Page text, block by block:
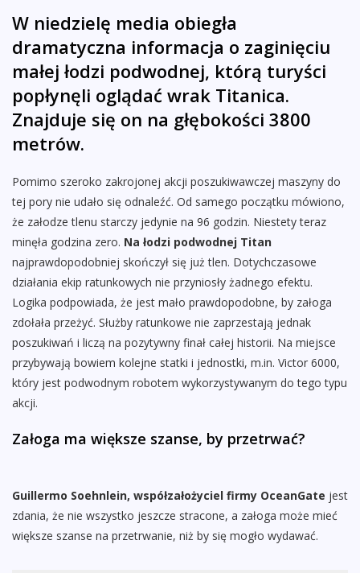
W niedzielę media obiegła
dramatyczna informacja o zaginięciu
małej łodzi podwodnej, którą turyści
popłynęli oglądać wrak Titanica.
Znajduje się on na głębokości 3800
metrów.
Pomimo szeroko zakrojonej akcji poszukiwawczej maszyny do
tej pory nie udało się odnaleźć. Od samego początku mówiono,
że załodze tlenu starczy jedynie na 96 godzin. Niestety teraz
minęła godzina zero. Na łodzi podwodnej Titan
najprawdopodobniej skończył się już tlen. Dotychczasowe
działania ekip ratunkowych nie przyniosły żadnego efektu.
Logika podpowiada, że jest mało prawdopodobne, by załoga
zdołała przeżyć. Służby ratunkowe nie zaprzestają jednak
poszukiwań i liczą na pozytywny finał całej historii. Na miejsce
przybywają bowiem kolejne statki i jednostki, m.in. Victor 6000,
który jest podwodnym robotem wykorzystywanym do tego typu
akcji.
Załoga ma większe szanse, by przetrwać?
Guillermo Soehnlein, współzałożyciel firmy OceanGate jest
zdania, że nie wszystko jeszcze stracone, a załoga może mieć
większe szanse na przetrwanie, niż by się mogło wydawać.